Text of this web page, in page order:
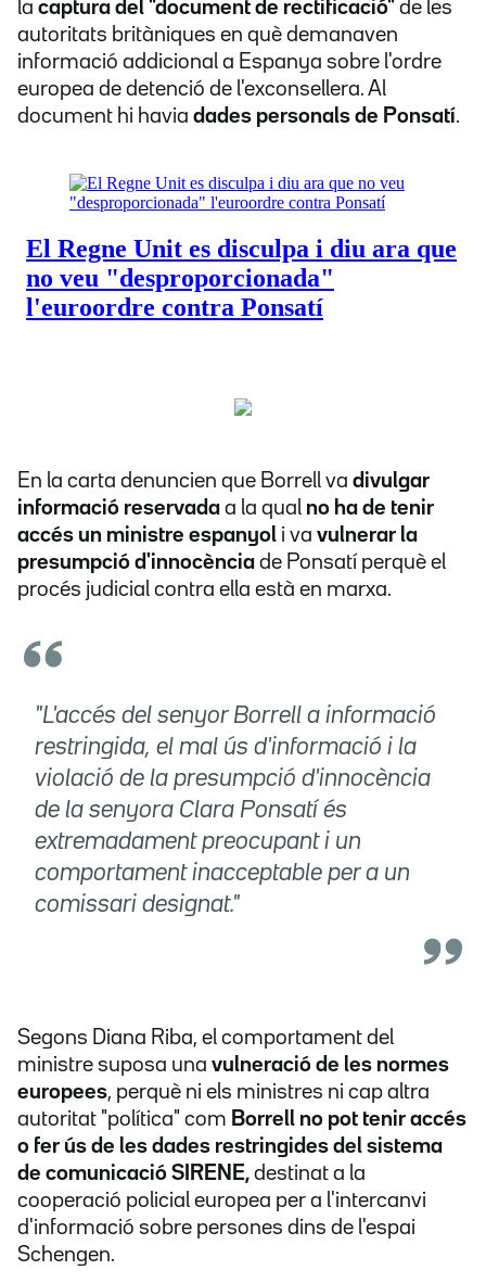
la captura del "document de rectificació" de les
autoritats britàniques en què demanaven
informació addicional a Espanya sobre l'ordre
europea de detenció de l'exconsellera. Al
document hi havia dades personals de Ponsatí.
En la carta denuncien que Borrell va divulgar
informació reservada a la qual no ha de tenir
accés un ministre espanyol i va vulnerar la
presumpció d'innocència de Ponsatí perquè el
procés judicial contra ella està en marxa.
"L'accés del senyor Borrell a informació
restringida, el mal ús d'informació i la
violació de la presumpció d'innocència
de la senyora Clara Ponsatí és
extremadament preocupant i un
comportament inacceptable per a un
comissari designat."
Segons Diana Riba, el comportament del
ministre suposa una vulneració de les normes
europees, perquè ni els ministres ni cap altra
autoritat "política" com Borrell no pot tenir accés
o fer ús de les dades restringides del sistema
de comunicació SIRENE, destinat a la
cooperació policial europea per a l'intercanvi
d'informació sobre persones dins de l'espai
Schengen.